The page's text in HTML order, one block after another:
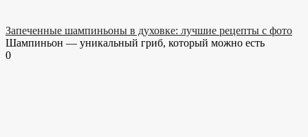
Запеченные шампиньоны в духовке: лучшие рецепты с фото
Шампиньон — уникальный гриб, который можно есть
0